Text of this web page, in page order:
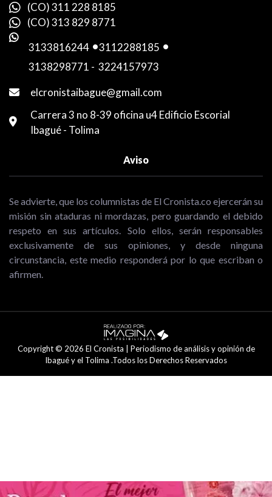
(CO) 311 228 8185
(CO) 313 829 8771
3133816244 -3112288185 -
3138298771 - 3224157973
elcronistaibague@gmail.com
Carrera 3 no 8-39 oficina u4 Edificio Escorial
Ibagué - Tolima
Aviso
Se advierte, que los columnistas de El Cronista.co ejercerán su
misión sin ataduras ni mordazas, pero guardando el debido
respeto en sus artículos. Solo ellos, serán responsables
exclusivamente de sus opiniones, y desde ninguna
circunstancia, este medio responderá por lo que escriban o
afirmen.
Copyright © 2026 El Cronista | Periodismo de análisis y opinión de
Ibagué y el Tolima .Todos los Derechos Reservados